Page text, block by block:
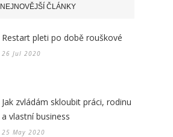
NEJNOVĚJŠÍ ČLÁNKY
Restart pleti po době rouškové
26 Jul 2020
Jak zvládám skloubit práci, rodinu
a vlastní business
25 May 2020